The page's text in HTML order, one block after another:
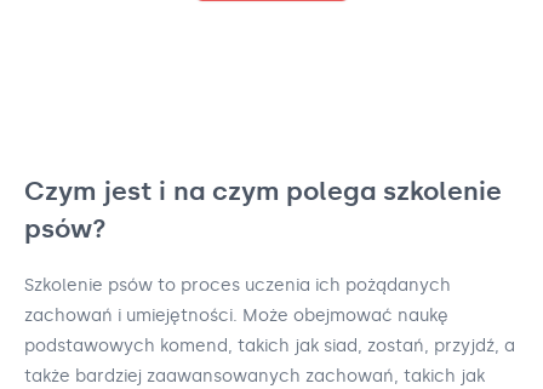
Czym jest i na czym polega szkolenie
psów?
Szkolenie psów to proces uczenia ich pożądanych
zachowań i umiejętności. Może obejmować naukę
podstawowych komend, takich jak siad, zostań, przyjdź, a
także bardziej zaawansowanych zachowań, takich jak